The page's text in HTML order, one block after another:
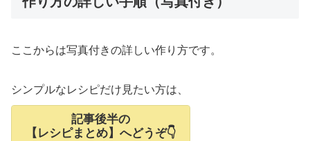
ここからは写真付きの詳しい作り方です。
シンプルなレシピだけ見たい方は、
記事後半の
【レシピまとめ】へどうぞ👇